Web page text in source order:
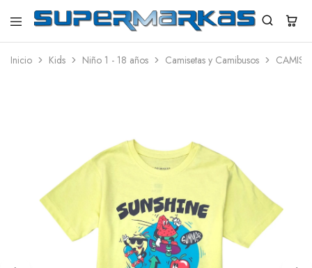
SuperMarkas
Ropa
con
Inicio Kids Niño 1 - 18 años Camisetas y Camibusos